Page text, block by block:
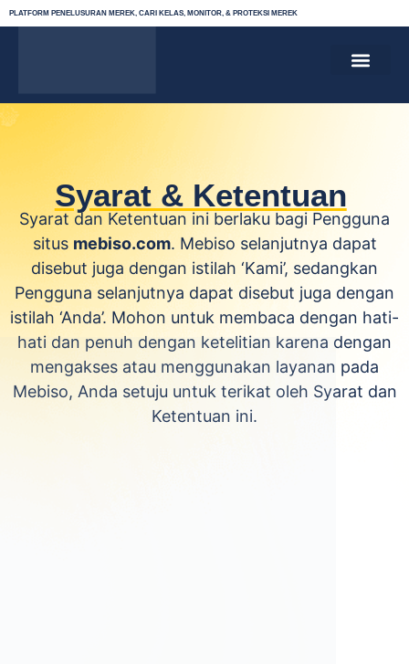
PLATFORM PENELUSURAN MEREK, CARI KELAS, MONITOR, & PROTEKSI MEREK
Syarat & Ketentuan
Syarat dan Ketentuan ini berlaku bagi Pengguna
situs mebiso.com. Mebiso selanjutnya dapat
disebut juga dengan istilah ‘Kami’, sedangkan
Pengguna selanjutnya dapat disebut juga dengan
istilah ‘Anda’. Mohon untuk membaca dengan hati-
hati dan penuh dengan ketelitian karena dengan
mengakses atau menggunakan layanan pada
Mebiso, Anda setuju untuk terikat oleh Syarat dan
Ketentuan ini.